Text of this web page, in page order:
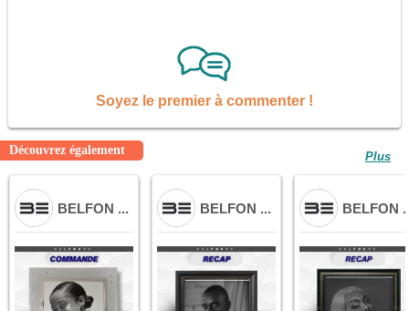
Soyez le premier à commenter !
Découvrez également
BELFON ... BELFON ... BELFON
Plus